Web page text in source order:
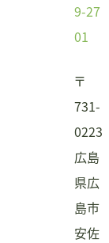
9-27
01
〒
731-
0223
広島
県広
島市
安佐